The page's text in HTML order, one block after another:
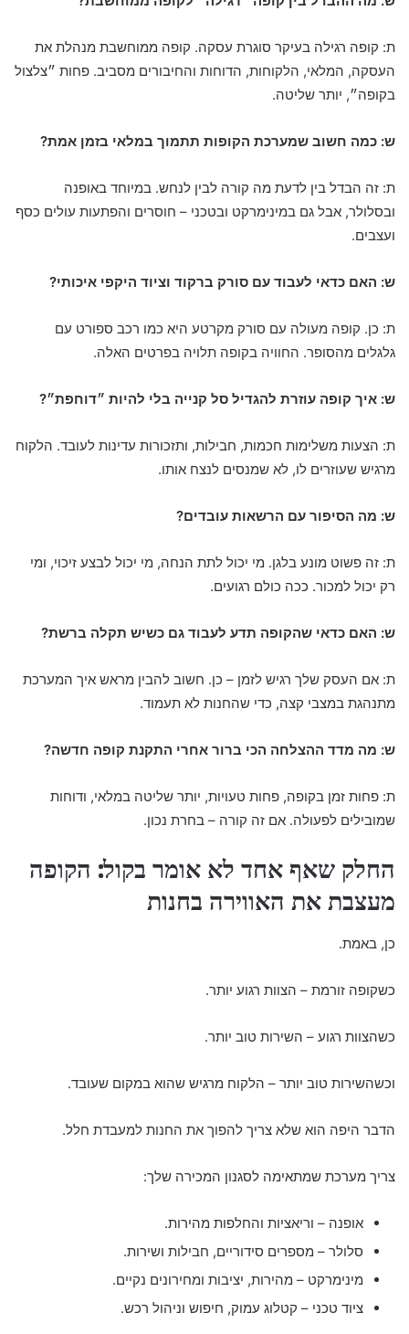
ת: קופה רגילה בעיקר סוגרת עסקה. קופה ממוחשבת מנהלת את
העסקה, המלאי, הלקוחות, הדוחות והחיבורים מסביב. פחות ״צלצול
בקופה״, יותר שליטה.
ש: כמה חשוב שמערכת הקופות תתמוך במלאי בזמן אמת?
ת: זה הבדל בין לדעת מה קורה לבין לנחש. במיוחד באופנה
ובסלולר, אבל גם במינימרקט ובטכני – חוסרים והפתעות עולים כסף
ועצבים.
ש: האם כדאי לעבוד עם סורק ברקוד וציוד היקפי איכותי?
ת: כן. קופה מעולה עם סורק מקרטע היא כמו רכב ספורט עם
גלגלים מהסופר. החוויה בקופה תלויה בפרטים האלה.
ש: איך קופה עוזרת להגדיל סל קנייה בלי להיות ״דוחפת״?
ת: הצעות משלימות חכמות, חבילות, ותזכורות עדינות לעובד. הלקוח
מרגיש שעוזרים לו, לא שמנסים לנצח אותו.
ש: מה הסיפור עם הרשאות עובדים?
ת: זה פשוט מונע בלגן. מי יכול לתת הנחה, מי יכול לבצע זיכוי, ומי
רק יכול למכור. ככה כולם רגועים.
ש: האם כדאי שהקופה תדע לעבוד גם כשיש תקלה ברשת?
ת: אם העסק שלך רגיש לזמן – כן. חשוב להבין מראש איך המערכת
מתנהגת במצבי קצה, כדי שהחנות לא תעמוד.
ש: מה מדד ההצלחה הכי ברור אחרי התקנת קופה חדשה?
ת: פחות זמן בקופה, פחות טעויות, יותר שליטה במלאי, ודוחות
שמובילים לפעולה. אם זה קורה – בחרת נכון.
החלק שאף אחד לא אומר בקול: הקופה
מעצבת את האווירה בחנות
כן, באמת.
כשקופה זורמת – הצוות רגוע יותר.
כשהצוות רגוע – השירות טוב יותר.
וכשהשירות טוב יותר – הלקוח מרגיש שהוא במקום שעובד.
הדבר היפה הוא שלא צריך להפוך את החנות למעבדת חלל.
צריך מערכת שמתאימה לסגנון המכירה שלך:
אופנה – וריאציות והחלפות מהירות.
סלולר – מספרים סידוריים, חבילות ושירות.
מינימרקט – מהירות, יציבות ומחירונים נקיים.
ציוד טכני – קטלוג עמוק, חיפוש וניהול רכש.